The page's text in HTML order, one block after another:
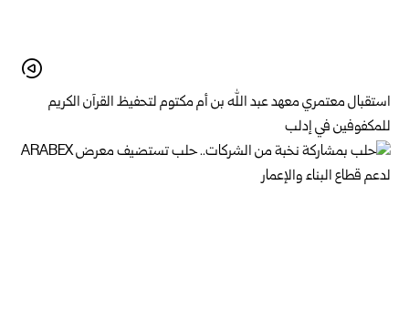
استقبال معتمري معهد عبد الله بن أم مكتوم لتحفيظ القرآن الكريم
للمكفوفين في إدلب